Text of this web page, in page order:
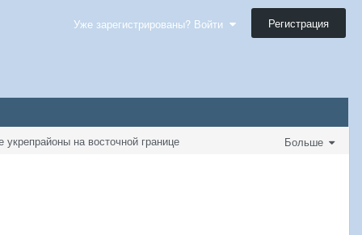
Уже зарегистрированы? Войти Регистрация
Больше
укрепрайоны на восточной границе